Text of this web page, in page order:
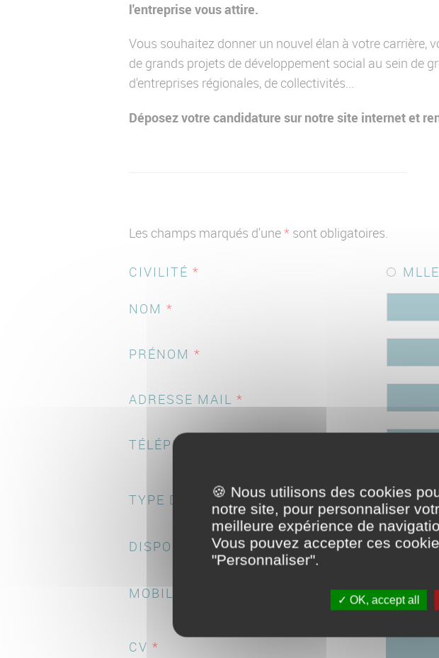
l'entreprise vous attire.
Vous souhaitez donner un nouvel élan à votre carrière,
de grands projets de développement social au sein de
d'entreprises régionales, de collectivités...
Déposez votre candidature sur notre site internet et
Les champs marqués d'une* sont obligatoires.
CIVILITÉ * MLLE
NOM *
PRÉNOM *
ADRESSE MAIL *
TÉLÉPHONE
TYPE DE POSTE*
DISPONIBILITÉ*
MOBILITÉ 22
CV *
🍪 Nous utilisons des cookies
notre site, pour personnaliser
meilleure expérience de
Vous pouvez accepter ces
"Personnaliser".
OK, accept all